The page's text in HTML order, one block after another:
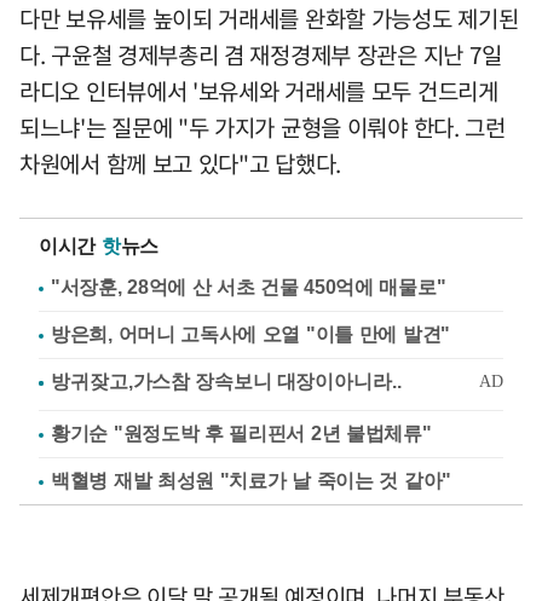
다만 보유세를 높이되 거래세를 완화할 가능성도 제기된
다. 구윤철 경제부총리 겸 재정경제부 장관은 지난 7일
라디오 인터뷰에서 '보유세와 거래세를 모두 건드리게
되느냐'는 질문에 "두 가지가 균형을 이뤄야 한다. 그런
차원에서 함께 보고 있다"고 답했다.
이시간 핫뉴스
"서장훈, 28억에 산 서초 건물 450억에 매물로"
방은희, 어머니 고독사에 오열 "이틀 만에 발견"
황기순 "원정도박 후 필리핀서 2년 불법체류"
백혈병 재발 최성원 "치료가 날 죽이는 것 같아"